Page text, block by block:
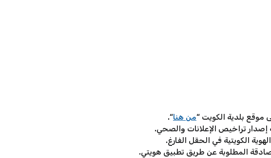
موقع بلدية الكويت “من هنا“.
تراخيص الإعلانات والصحي.
الكويتية في الحقل الفارغ.
المطلوبة عن طريق تطبيق هويتي.